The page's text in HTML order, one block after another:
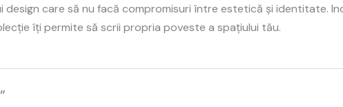
care să nu facă compromisuri între estetică și identitate.
îți permite să scrii propria poveste a spațiului tău.